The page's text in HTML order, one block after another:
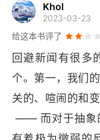
Khol
2023-03-23
给这本书评了
回避新闻有很多
个。第一，我们
关的、喧闹的和
—— 而对于抽象